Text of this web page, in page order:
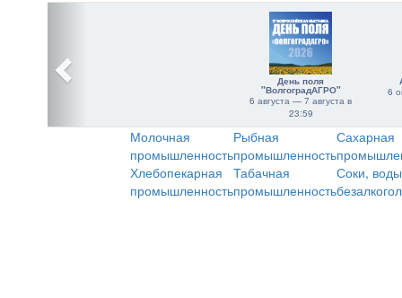
День поля
"ВолгоградАГРО"
6 августа — 7 августа в
23:59
6
Молочная
промышленность
Рыбная
промышленность
Сахарная
Хлебопекарная
промышленность
Табачная
промышленность
Соки,